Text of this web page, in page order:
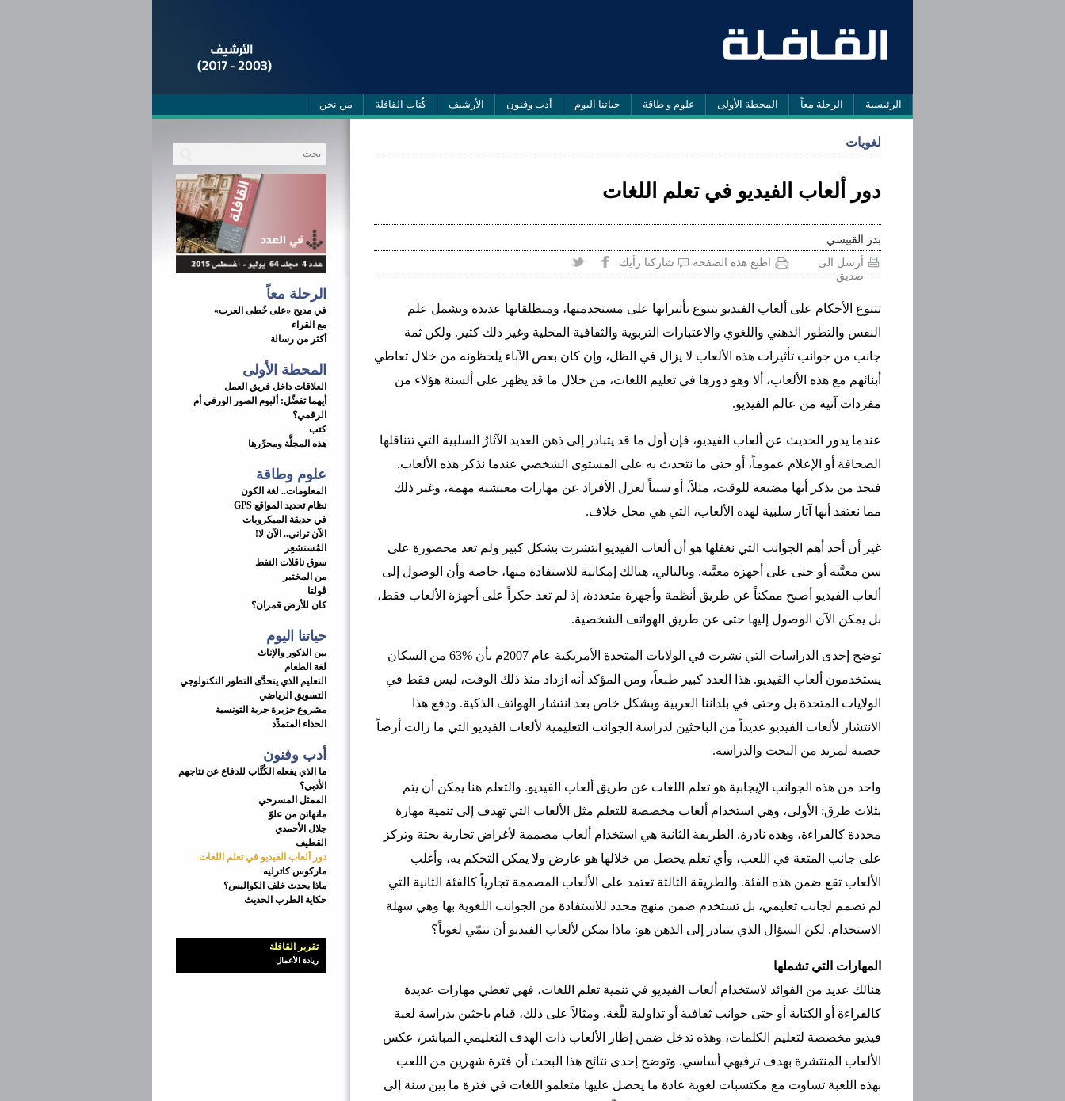
الرئيسية الرحلة معاً المحطة الأولى علوم و طاقة حياتنا اليوم أدب وفنون الأرشيف كُتاب القافلة من نحن
الرحلة معاً
في مديح «على خُطى العرب»
مع القراء
أكثر من رسالة
المحطة الأولى
العلاقات داخل فريق العمل
أيهما تفضِّل: ألبوم الصور الورقي أم
الرقمي؟
كتب
هذه المجلَّة ومحرِّرها
علوم وطاقة
المعلومات.. لغة الكون
نظام تحديد المواقع GPS
في حديقة الميكروبات
الآن تراني.. الآن لا!
المُستشعِر
سوق ناقلات النفط
من المختبر
ڤولتا
كان للأرض قمران؟
حياتنا اليوم
بين الذكور والإناث
لغة الطعام
التعليم الذي يتحدَّى التطور التكنولوجي
التسويق الرياضي
مشروع جزيرة جربة التونسية
الحذاء المتمدِّد
أدب وفنون
ما الذي يفعله الكُتَّاب للدفاع عن نتاجهم
الأدبي؟
الممثل المسرحي
مانهاتن من علوّ
جلال الأحمدي
القطيف
دور ألعاب الفيديو في تعلم اللغات
ماركوس كاترليه
ماذا يحدث خلف الكواليس؟
حكاية الطرب الحديث
تقرير القافلة
ريادة الأعمال
لغويات
دور ألعاب الفيديو في تعلم اللغات
بدر القبيسي
أرسل الى
صديق
اطبع هذه الصفحة شاركنا رأيك
تتنوع الأحكام على ألعاب الفيديو بتنوع تأثيراتها على مستخدميها، ومنطلقاتها عديدة وتشمل علم
النفس والتطور الذهني واللغوي والاعتبارات التربوية والثقافية المحلية وغير ذلك كثير. ولكن ثمة
جانب من جوانب تأثيرات هذه الألعاب لا يزال في الظل، وإن كان بعض الآباء يلحظونه من خلال تعاطي
أبنائهم مع هذه الألعاب، ألا وهو دورها في تعليم اللغات، من خلال ما قد يظهر على ألسنة هؤلاء من
مفردات آتية من عالم الفيديو.
عندما يدور الحديث عن ألعاب الفيديو، فإن أول ما قد يتبادر إلى ذهن العديد الآثارُ السلبية التي تتناقلها
الصحافة أو الإعلام عموماً، أو حتى ما نتحدث به على المستوى الشخصي عندما نذكر هذه الألعاب.
فتجد من يذكر أنها مضيعة للوقت، مثلاً، أو سبباً لعزل الأفراد عن مهارات معيشية مهمة، وغير ذلك
مما نعتقد أنها آثار سلبية لهذه الألعاب، التي هي محل خلاف.
غير أن أحد أهم الجوانب التي نغفلها هو أن ألعاب الفيديو انتشرت بشكل كبير ولم تعد محصورة على
سن معيَّنة أو حتى على أجهزة معيَّنة. وبالتالي، هنالك إمكانية للاستفادة منها، خاصة وأن الوصول إلى
ألعاب الفيديو أصبح ممكناً عن طريق أنظمة وأجهزة متعددة، إذ لم تعد حكراً على أجهزة الألعاب فقط،
بل يمكن الآن الوصول إليها حتى عن طريق الهواتف الشخصية.
توضح إحدى الدراسات التي نشرت في الولايات المتحدة الأمريكية عام 2007م بأن %63 من السكان
يستخدمون ألعاب الفيديو. هذا العدد كبير طبعاً، ومن المؤكد أنه ازداد منذ ذلك الوقت، ليس فقط في
الولايات المتحدة بل وحتى في بلداننا العربية وبشكل خاص بعد انتشار الهواتف الذكية. ودفع هذا
الانتشار لألعاب الفيديو عديداً من الباحثين لدراسة الجوانب التعليمية لألعاب الفيديو التي ما زالت أرضاً
خصبة لمزيد من البحث والدراسة.
واحد من هذه الجوانب الإيجابية هو تعلم اللغات عن طريق ألعاب الفيديو. والتعلم هنا يمكن أن يتم
بثلاث طرق: الأولى، وهي استخدام ألعاب مخصصة للتعلم مثل الألعاب التي تهدف إلى تنمية مهارة
محددة كالقراءة، وهذه نادرة. الطريقة الثانية هي استخدام ألعاب مصممة لأغراض تجارية بحتة وتركز
على جانب المتعة في اللعب، وأي تعلم يحصل من خلالها هو عارض ولا يمكن التحكم به، وأغلب
الألعاب تقع ضمن هذه الفئة. والطريقة الثالثة تعتمد على الألعاب المصممة تجارياً كالفئة الثانية التي
لم تصمم لجانب تعليمي، بل تستخدم ضمن منهج محدد للاستفادة من الجوانب اللغوية بها وهي سهلة
الاستخدام. لكن السؤال الذي يتبادر إلى الذهن هو: ماذا يمكن لألعاب الفيديو أن تنمّي لغوياً؟
المهارات التي تشملها
هنالك عديد من الفوائد لاستخدام ألعاب الفيديو في تنمية تعلم اللغات، فهي تغطي مهارات عديدة
كالقراءة أو الكتابة أو حتى جوانب ثقافية أو تداولية للّغة. ومثالاً على ذلك، قيام باحثين بدراسة لعبة
فيديو مخصصة لتعليم الكلمات، وهذه تدخل ضمن إطار الألعاب ذات الهدف التعليمي المباشر، عكس
الألعاب المنتشرة بهدف ترفيهي أساسي. وتوضح إحدى نتائج هذا البحث أن فترة شهرين من اللعب
بهذه اللعبة تساوت مع مكتسبات لغوية عادة ما يحصل عليها متعلمو اللغات في فترة ما بين سنة إلى